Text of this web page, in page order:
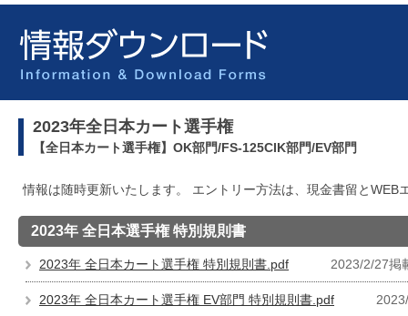
2023年全日本カート選手権
【全日本カート選手権】OK部門/FS-125CIK部門/EV部門
情報は随時更新いたします。 エントリー方法は、現金書留とWEB
2023年 全日本選手権 特別規則書
2023年 全日本カート選手権 特別規則書.pdf 2023/2/27掲
2023年 全日本カート選手権 EV部門 特別規則書.pdf